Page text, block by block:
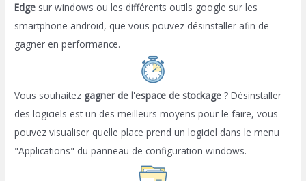
Edge sur windows ou les différents outils google sur les
smartphone android, que vous pouvez désinstaller afin de
gagner en performance.
Vous souhaitez gagner de l'espace de stockage ? Désinstaller
des logiciels est un des meilleurs moyens pour le faire, vous
pouvez visualiser quelle place prend un logiciel dans le menu
"Applications" du panneau de configuration windows.